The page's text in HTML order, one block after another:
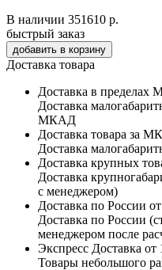
В наличии 351610 р.
быстрый заказ
Доставка товара
Доставка в
Доставка
МКАД
Доставка товара за
Доставка
Доставка крупных
Доставка
с менеджером)
Доставка по России
Доставка по России
менеджером после
Экспресс Доставка от
Товары небольшого